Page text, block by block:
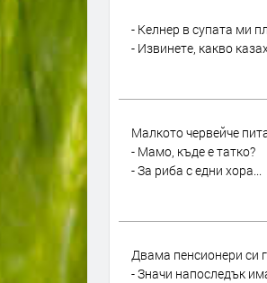
- Келнер в супата ми
- Извинете, какво
Малкото червейче
- Мамо, къде е татко?
- За риба с едни хора...
Двама пенсионери си
- Значи напоследък